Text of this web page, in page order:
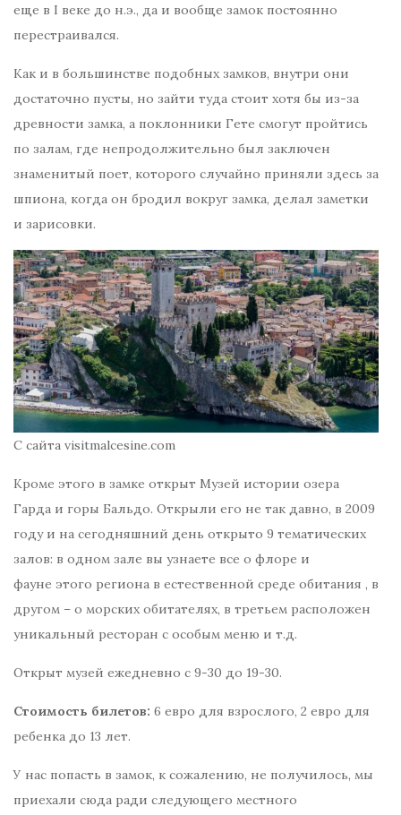
еще в I веке до н.э., да и вообще замок постоянно
перестраивался.
Как и в большинстве подобных замков, внутри они
достаточно пусты, но зайти туда стоит хотя бы из-за
древности замка, а поклонники Гете смогут пройтись
по залам, где непродолжительно был заключен
знаменитый поет, которого случайно приняли здесь за
шпиона, когда он бродил вокруг замка, делал заметки
и зарисовки.
С сайта visitmalcesine.com
Кроме этого в замке открыт Музей истории озера
Гарда и горы Бальдо. Открыли его не так давно, в 2009
году и на сегодняшний день открыто 9 тематических
залов: в одном зале вы узнаете все о флоре и
фауне этого региона в естественной среде обитания , в
другом – о морских обитателях, в третьем расположен
уникальный ресторан с особым меню и т.д.
Открыт музей ежедневно с 9-30 до 19-30.
Стоимость билетов: 6 евро для взрослого, 2 евро для
ребенка до 13 лет.
У нас попасть в замок, к сожалению, не получилось, мы
приехали сюда ради следующего местного